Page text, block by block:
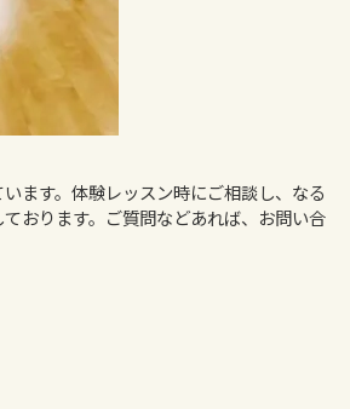
ます。体験レッスン時にご相談し、なる
おります。ご質問などあれば、お問い合